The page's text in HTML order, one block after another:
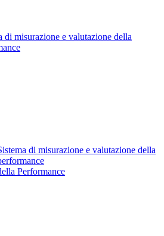
di misurazione e valutazione della
di misurazione e valutazione della
Performance